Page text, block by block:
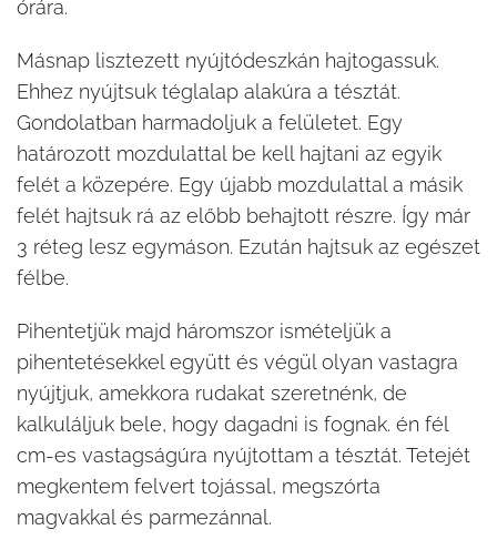
órára.
Másnap lisztezett nyújtódeszkán hajtogassuk.
Ehhez nyújtsuk téglalap alakúra a tésztát.
Gondolatban harmadoljuk a felületet. Egy
határozott mozdulattal be kell hajtani az egyik
felét a közepére. Egy újabb mozdulattal a másik
felét hajtsuk rá az előbb behajtott részre. Így már
3 réteg lesz egymáson. Ezután hajtsuk az egészet
félbe.
Pihentetjük majd háromszor ismételjük a
pihentetésekkel együtt és végül olyan vastagra
nyújtjuk, amekkora rudakat szeretnénk, de
kalkuláljuk bele, hogy dagadni is fognak. én fél
cm-es vastagságúra nyújtottam a tésztát. Tetejét
megkentem felvert tojással, megszórta
magvakkal és parmezánnal.